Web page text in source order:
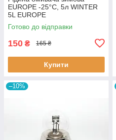
EUROPE -25°C, 5л WINTER
5L EUROPE
Готово до відправки
150 ₴ 165 ₴
Купити
–10%